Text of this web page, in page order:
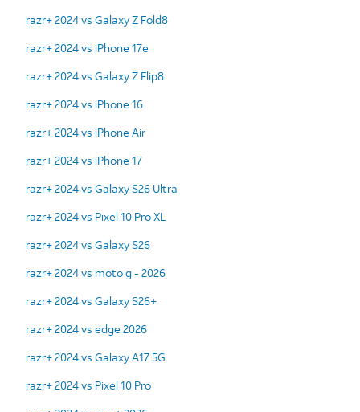
razr+ 2024 vs Galaxy Z Fold8
razr+ 2024 vs iPhone 17e
razr+ 2024 vs Galaxy Z Flip8
razr+ 2024 vs iPhone 16
razr+ 2024 vs iPhone Air
razr+ 2024 vs iPhone 17
razr+ 2024 vs Galaxy S26 Ultra
razr+ 2024 vs Pixel 10 Pro XL
razr+ 2024 vs Galaxy S26
razr+ 2024 vs moto g - 2026
razr+ 2024 vs Galaxy S26+
razr+ 2024 vs edge 2026
razr+ 2024 vs Galaxy A17 5G
razr+ 2024 vs Pixel 10 Pro